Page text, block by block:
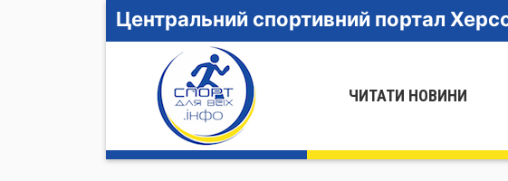
Центральний спортивний портал
ЧИТАТИ НОВИНИ